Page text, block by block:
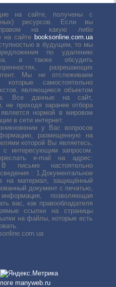
на сайте, получены с
ресурсов. Если вы
правом на какую либо
на сайте booksonline.com.ua
в будущем, то мы
по удалению
а также обсудить
разрешающих
Мы не отслеживаем
которые самостоятельно
являющиеся объектом
Все данные на сайт,
не проходя заранее отбора
нормой в мировом
в сети интернет.
у Вас вопросов
размещенную на
которой Вы являетесь,
интересующим запросом.
е-mail на адрес:
настоятельно
: 1.Документальное
на материал, защищённый
документ с печатью,
позволяющая
вас, как правообладателя
ссылки на страницы
на файлы, которые есть